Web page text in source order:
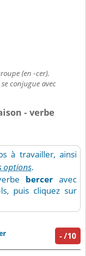
(en -cer).
se conjugue avec
- verbe
à travailler, ainsi
options.
berceravec
puis cliquez sur
-/10